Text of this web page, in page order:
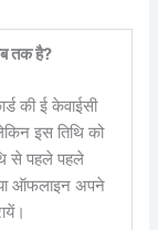
तक है?
की ई केवाईसी
इस तिथि को
से पहले पहले
ऑफलाइन अपने